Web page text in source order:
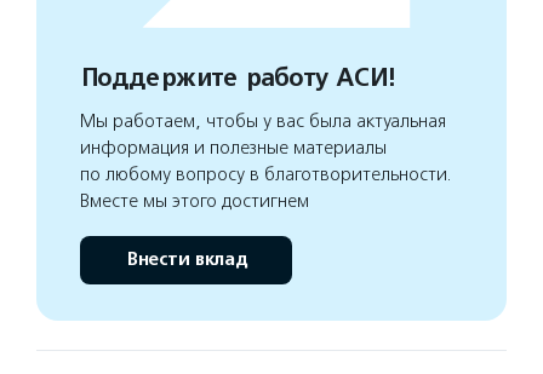
Поддержите работу АСИ!
Мы работаем, чтобы у вас была актуальная
информация и полезные материалы
по любому вопросу в благотворительности.
Вместе мы этого достигнем
Внести вклад